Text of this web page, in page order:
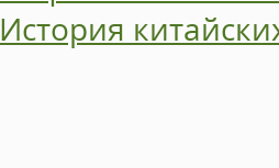
История